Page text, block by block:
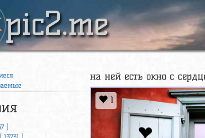
pic2.me
)
на ней есть окно с
1